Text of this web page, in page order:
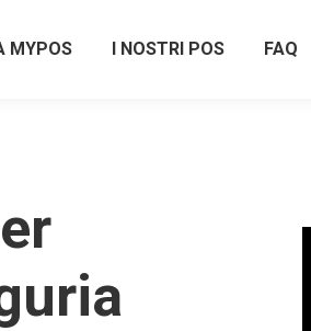
MYPOS I NOSTRI POS FAQ